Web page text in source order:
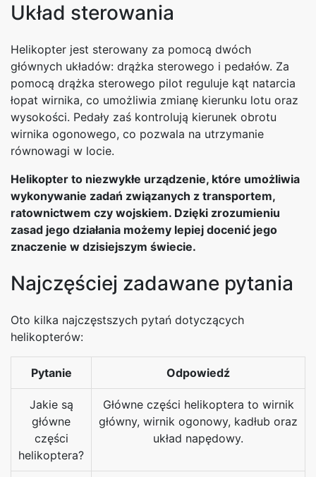
Układ sterowania
Helikopter jest sterowany za pomocą dwóch
głównych układów: drążka sterowego i pedałów. Za
pomocą drążka sterowego pilot reguluje kąt natarcia
łopat wirnika, co umożliwia zmianę kierunku lotu oraz
wysokości. Pedały zaś kontrolują kierunek obrotu
wirnika ogonowego, co pozwala na utrzymanie
równowagi w locie.
Helikopter to niezwykłe urządzenie, które umożliwia
wykonywanie zadań związanych z transportem,
ratownictwem czy wojskiem. Dzięki zrozumieniu
zasad jego działania możemy lepiej docenić jego
znaczenie w dzisiejszym świecie.
Najczęściej zadawane pytania
Oto kilka najczęstszych pytań dotyczących
helikopterów:
Pytanie Odpowiedź
Jakie są
główne
części
helikoptera?
Główne części helikoptera to wirnik
główny, wirnik ogonowy, kadłub oraz
układ napędowy.